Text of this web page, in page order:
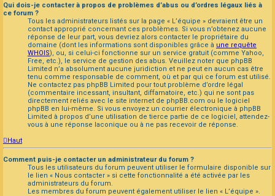
Qui dois-je contacter à propos de problèmes d’abus ou d’ordres légaux liés à
ce forum ?
Tous les administrateurs listés sur la page « L’équipe » devraient être un
contact approprié concernant ces problèmes. Si vous n’obtenez aucune
réponse de leur part, vous devriez alors contacter le propriétaire du
domaine (dont les informations sont disponibles grâce à une requête
WHOIS), ou, si celui-ci fonctionne sur un service gratuit (comme Yahoo,
Free, etc.), le service de gestion des abus. Veuillez noter que phpBB
Limited n’a absolument aucune juridiction et ne peut en aucun cas être
tenu comme responsable de comment, où et par qui ce forum est utilisé.
Ne contactez pas phpBB Limited pour tout problème d’ordre légal
(commentaire incessant, insultant, diffamatoire, etc.) qui ne sont pas
directement reliés avec le site internet de phpBB.com ou le logiciel
phpBB en lui-même. Si vous envoyez un courrier électronique à phpBB
Limited à propos d’une utilisation de tierce partie de ce logiciel, attendez-
vous à une réponse laconique ou à ne pas recevoir de réponse.
Haut
Comment puis-je contacter un administrateur du forum ?
Tous les utilisateurs du forum peuvent utiliser le formulaire disponible sur
le lien « Nous contacter » si cette fonctionnalité a été activée par les
administrateurs du forum.
Les membres du forum peuvent également utiliser le lien « L’équipe ».